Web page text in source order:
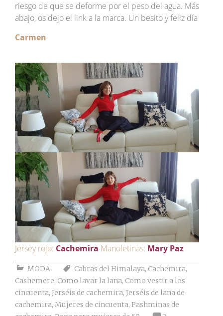
riesgo de que se deforme por el peso del agua. Más
abajo, os dejo el link a la marca. Un besito y feliz día
Carmen
Jersey rojo: Cachemira Manoletinas: Mary Paz
MODA Cabras del Himalaya, Cachemira,
Cashemere, Como lavar la lana, Como vestir a los
cincuenta, Jerséis de cachemira, Jerséis de lana de
cachemira, Mujeres de cincuenta, Pashminas de